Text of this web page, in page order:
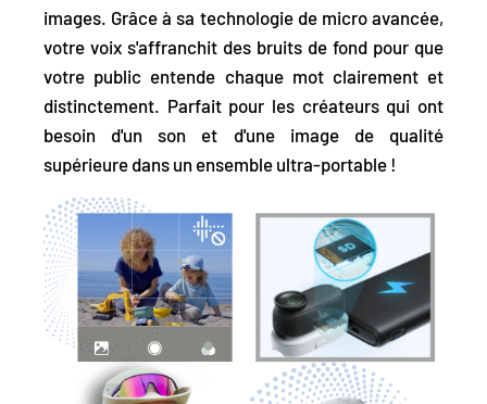
images. Grâce à sa technologie de micro avancée,
votre voix s'affranchit des bruits de fond pour que
votre public entende chaque mot clairement et
distinctement. Parfait pour les créateurs qui ont
besoin d'un son et d'une image de qualité
supérieure dans un ensemble ultra-portable !